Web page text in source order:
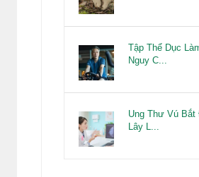
Tập Thể Dục
Nguy C...
Ung Thư Vú Bắt
Lây L...